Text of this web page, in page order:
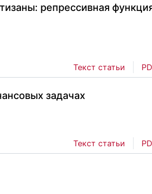
репрессивная
Текст статьи
задачах
Текст статьи